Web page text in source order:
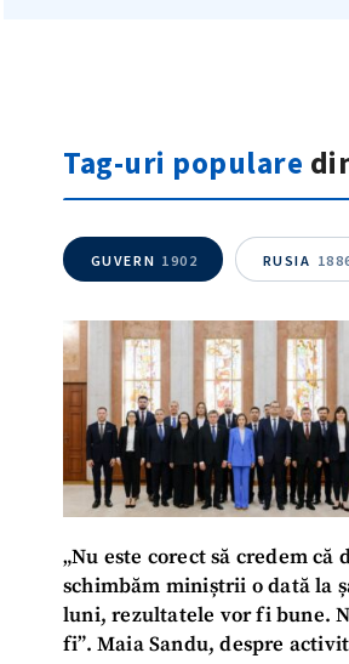
Tag-uri populare
GUVERN 1902 RUSIA
„Nu este corect să credem că
schimbăm miniștrii o dată la
luni, rezultatele vor fi bune.
fi”. Maia Sandu, despre